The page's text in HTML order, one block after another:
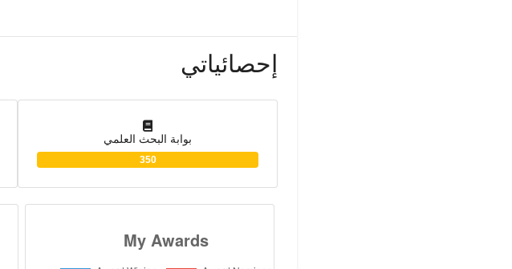
إحصائياتي
بوابة البحث العلمي
350